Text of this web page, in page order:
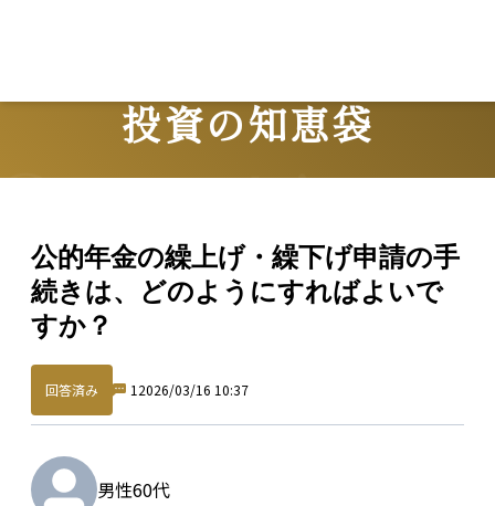
投資の知恵袋
公的年金の繰上げ・繰下げ申請の手
続きは、どのようにすればよいで
すか？
回答済み 1 2026/03/16 10:37
男性60代